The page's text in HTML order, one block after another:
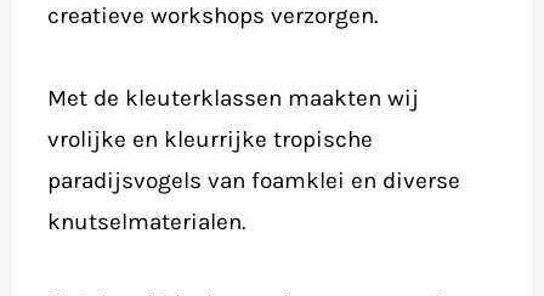
creatieve workshops verzorgen.
Met de kleuterklassen maakten wij
vrolijke en kleurrijke tropische
paradijsvogels van foamklei en diverse
knutselmaterialen.